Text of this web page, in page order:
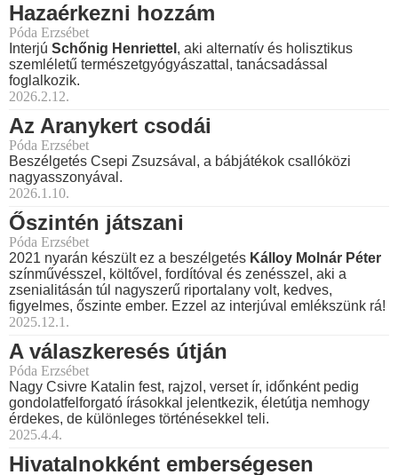
Hazaérkezni hozzám
Póda Erzsébet
Interjú Schőnig Henriettel , aki alternatív és holisztikus
szemléletű természetgyógyászattal, tanácsadással
foglalkozik.
2026.2.12.
Az Aranykert csodái
Póda Erzsébet
Beszélgetés Csepi Zsuzsával, a bábjátékok csallóközi
nagyasszonyával.
2026.1.10.
Őszintén játszani
Póda Erzsébet
2021 nyarán készült ez a beszélgetés Kálloy Molnár Péter
színművésszel, költővel, fordítóval és zenésszel, aki a
zsenialitásán túl nagyszerű riportalany volt, kedves,
figyelmes, őszinte ember. Ezzel az interjúval emlékszünk rá!
2025.12.1.
A válaszkeresés útján
Póda Erzsébet
Nagy Csivre Katalin fest, rajzol, verset ír, időnként pedig
gondolatfelforgató írásokkal jelentkezik, életútja nemhogy
érdekes, de különleges történésekkel teli.
2025.4.4.
Hivatalnokként emberségesen